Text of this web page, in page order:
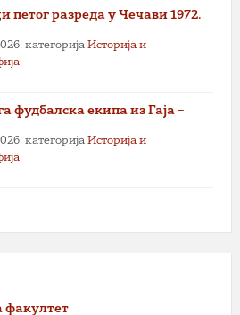
петог разреда у Чечави 1972.
категорија Историја и
фудбалска екипа из Гаја –
категорија Историја и
факултет